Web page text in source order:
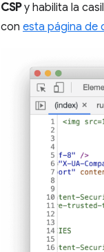
CSPy habilita la
con esta página de